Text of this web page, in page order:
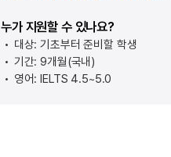
누가 지원할 수 있나요?
대상: 기초부터 준비할 학생
기간: 9개월(국내)
영어: IELTS 4.5~5.0